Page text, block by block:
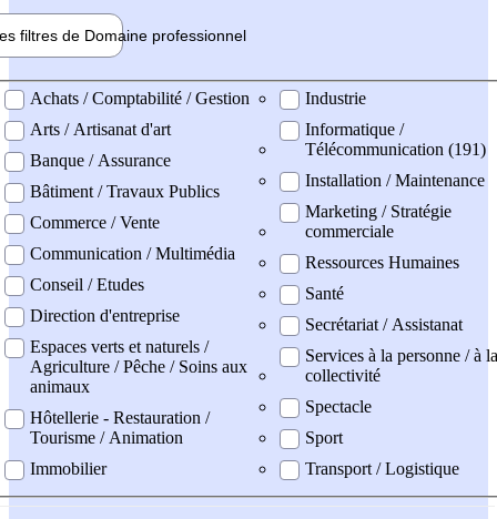
filtres de Domaine professionnel
professionel
Achats / Comptabilité / Gestion
Arts / Artisanat d'art
Banque / Assurance
Bâtiment / Travaux Publics
Commerce / Vente
Communication / Multimédia
Conseil / Etudes
Direction d'entreprise
Espaces verts et naturels /
Agriculture / Pêche / Soins aux
animaux
Hôtellerie - Restauration /
Tourisme / Animation
Immobilier
Industrie
Informatique /
Télécommunication (191)
Installation / Maintenance
Marketing / Stratégie
commerciale
Ressources Humaines
Santé
Secrétariat / Assistanat
Services à la personne / à la
collectivité
Spectacle
Sport
Transport / Logistique